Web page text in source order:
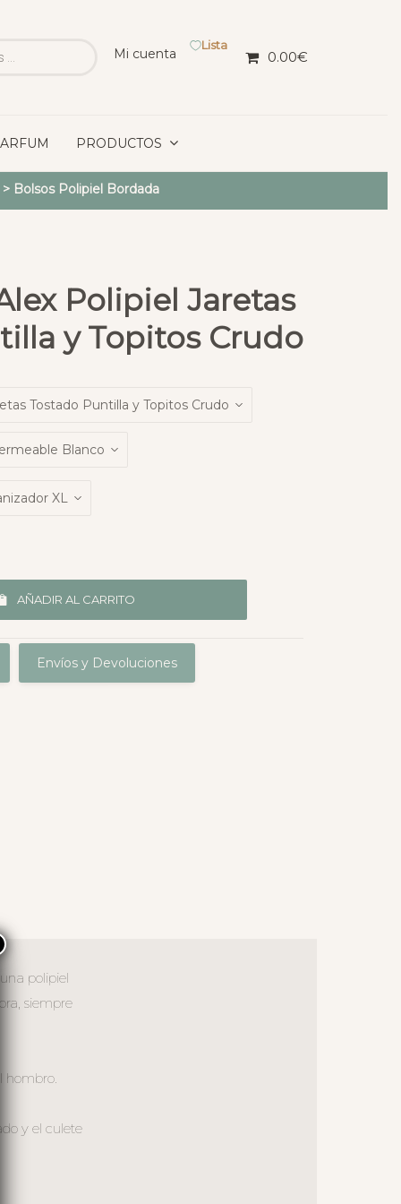
Mi cuenta
Lista
0.00€
PRODUCTOS
Bolsos Polipiel Bordada
Polipiel Jaretas
y Topitos Crudo
AÑADIR AL CARRITO
Envíos y Devoluciones
polipiel
siempre
hombro.
y el culete